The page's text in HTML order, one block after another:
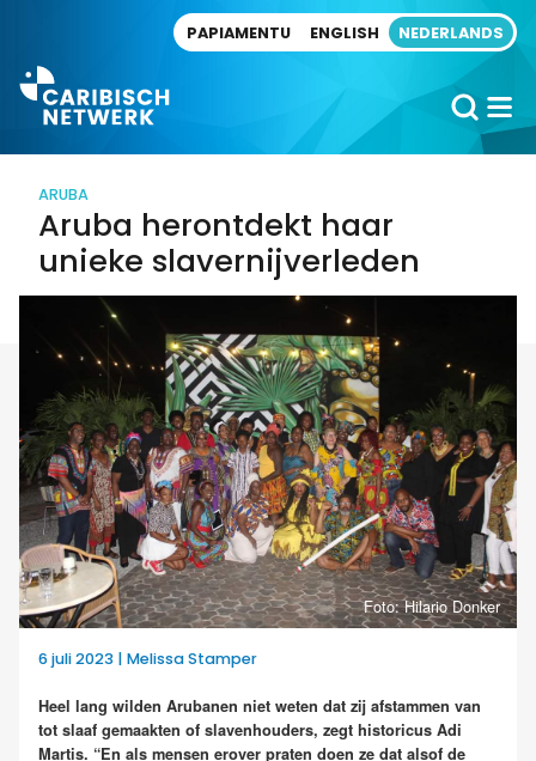
PAPIAMENTU ENGLISH NEDERLANDS
ARUBA
Aruba herontdekt haar
unieke slavernijverleden
Foto: Hilario Donker
6 juli 2023 | Melissa Stamper
Heel lang wilden Arubanen niet weten dat zij afstammen van
tot slaaf gemaakten of slavenhouders, zegt historicus Adi
Martis. “En als mensen erover praten doen ze dat alsof de